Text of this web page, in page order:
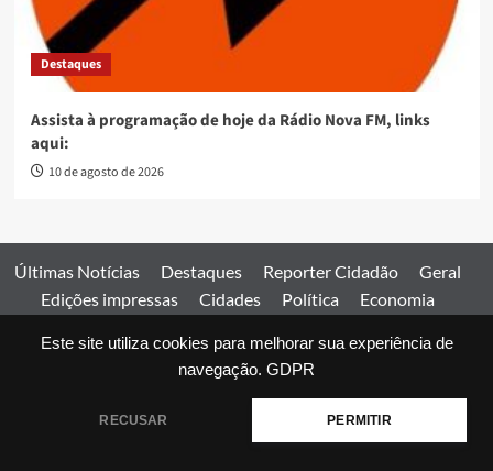
Este site utiliza cookies para melhorar sua experiência de
navegação. GDPR
RECUSAR PERMITIR
Destaques
Assista à programação de hoje da Rádio Nova FM, links
aqui:
10 de agosto de 2026
Últimas Notícias Destaques Reporter Cidadão
Geral
Edições impressas
Cidades Política
Economia
Comercial
Edições impressas Expediente Home
© 2026 Jornal Estado de Goiás. Todos os direitos reservados.
by AF themes.